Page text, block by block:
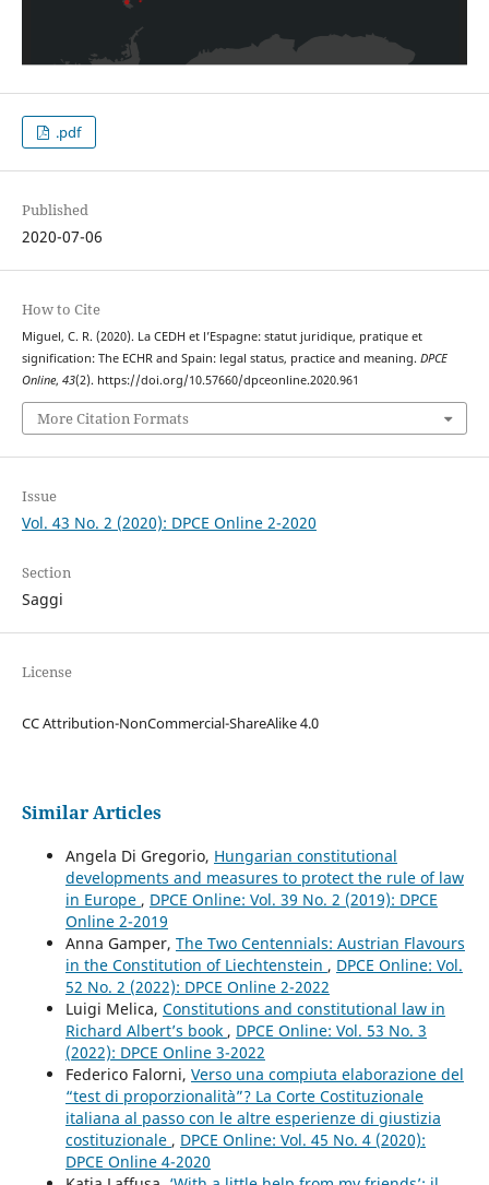
.pdf
Published
2020-07-06
How to Cite
Miguel, C. R. (2020). La CEDH et l’Espagne: statut juridique, pratique et
signification: The ECHR and Spain: legal status, practice and meaning. DPCE
Online, 43(2). https://doi.org/10.57660/dpceonline.2020.961
More Citation Formats
Issue
Vol. 43 No. 2 (2020): DPCE Online 2-2020
Section
Saggi
License
CC Attribution-NonCommercial-ShareAlike 4.0
Similar Articles
Angela Di Gregorio, Hungarian constitutional
developments and measures to protect the rule of law
in Europe , DPCE Online: Vol. 39 No. 2 (2019): DPCE
Online 2-2019
Anna Gamper, The Two Centennials: Austrian Flavours
in the Constitution of Liechtenstein , DPCE Online: Vol.
52 No. 2 (2022): DPCE Online 2-2022
Luigi Melica, Constitutions and constitutional law in
Richard Albert’s book , DPCE Online: Vol. 53 No. 3
(2022): DPCE Online 3-2022
Federico Falorni, Verso una compiuta elaborazione del
“test di proporzionalità”? La Corte Costituzionale
italiana al passo con le altre esperienze di giustizia
costituzionale , DPCE Online: Vol. 45 No. 4 (2020):
DPCE Online 4-2020